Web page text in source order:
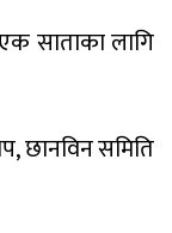
साताका लागि
छानविन समिति